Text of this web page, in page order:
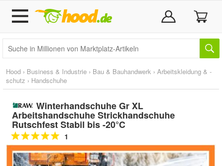
Hood › Business & Industrie › Bau & Bauhandwerk › Arbeitskleidung & -
schutz › Handschuhe
Winterhandschuhe Gr XL
Arbeitshandschuhe Strickhandschuhe
Rutschfest Stabil bis -20°C
1